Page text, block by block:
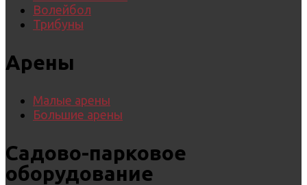
Волейбол
Трибуны
Арены
Малые арены
Большие арены
Садово-парковое
оборудование